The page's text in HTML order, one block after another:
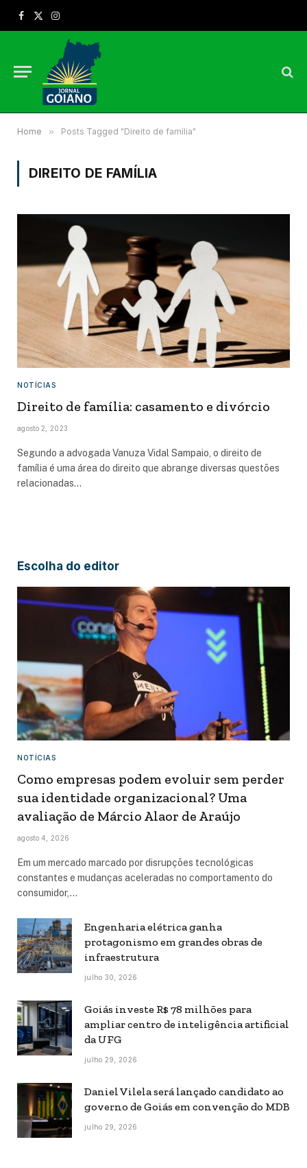
Facebook
X
Instagram
Home » Posts Tagged "Direito de família"
DIREITO DE FAMÍLIA
NOTÍCIAS
Direito de família: casamento e divórcio
agosto 2, 2023
Segundo a advogada Vanuza Vidal Sampaio, o direito de
família é uma área do direito que abrange diversas questões
relacionadas…
Escolha do editor
NOTÍCIAS
Como empresas podem evoluir sem perder
sua identidade organizacional? Uma
avaliação de Márcio Alaor de Araújo
agosto 4, 2026
Em um mercado marcado por disrupções tecnológicas
constantes e mudanças aceleradas no comportamento do
consumidor,…
Engenharia elétrica ganha
protagonismo em grandes obras de
infraestrutura
julho 30, 2026
Goiás investe R$ 78 milhões para
ampliar centro de inteligência artificial
da UFG
julho 29, 2026
Daniel Vilela será lançado candidato ao
governo de Goiás em convenção do MDB
julho 29, 2026